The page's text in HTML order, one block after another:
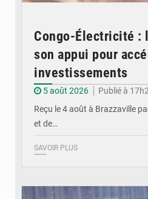
Congo-Électricité :
son appui pour
investissements
5 août 2026
Publié à
Reçu le 4 août à Brazzaville
et de…
SAVOIR PLUS